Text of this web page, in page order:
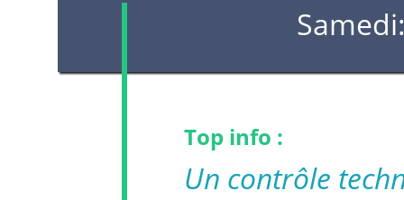
Top info :
Un contrôle